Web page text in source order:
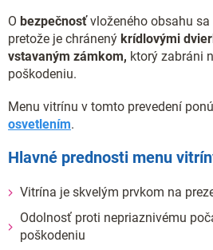
O bezpečnosťvloženého obsahu
pretože je chránený krídlovými
vstavaným zámkom, ktorý zabráni
poškodeniu.
Menu vitrínu v tomto prevedení
osvetlením.
Hlavné prednosti menu
Vitrína je skvelým prvkom na
Odolnosť proti nepriaznivému
poškodeniu